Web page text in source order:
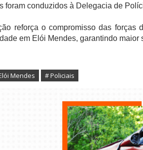
foram conduzidos à Delegacia de
reforça o compromisso das
em Elói Mendes, garantindo maior
Mendes # Policiais